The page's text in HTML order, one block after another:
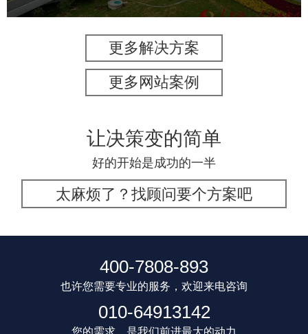
更多解决方案
更多网站案例
让决策变的简单
好的开始是成功的一半
太麻烦了？找顾问要个方案吧
400-7808-893
也许您需要专业的服务，欢迎来电咨询
010-64913142
您的需求，是我们前进最大的动力